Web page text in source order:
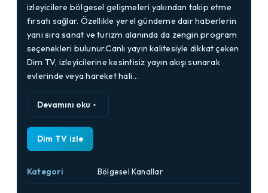
izleyicilere bölgesel gelişmeleri yakından takip etme
fırsatı sağlar. Özellikle yerel gündeme dair haberlerin
yanı sıra sanat ve turizm alanında da zengin program
seçenekleri bulunur.Canlı yayın kalitesiyle dikkat çeken
Dim TV, izleyicilerine kesintisiz yayın akışı sunarak
evlerinde veya hareket hali…
Devamını oku
Dim TV izle
Kategori Bölgesel Kanallar